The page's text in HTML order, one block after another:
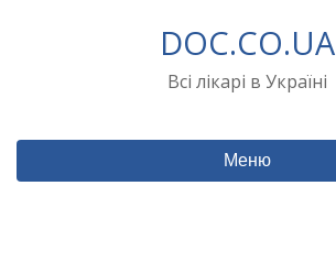
DOC.CO.UA
Всі лікарі в Україні
Меню